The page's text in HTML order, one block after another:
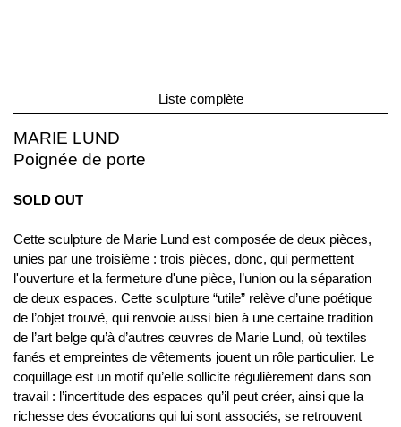
Liste complète
MARIE LUND
Poignée de porte
SOLD OUT
Cette sculpture de Marie Lund est composée de deux pièces,
unies par une troisième : trois pièces, donc, qui permettent
l'ouverture et la fermeture d'une pièce, l’union ou la séparation
de deux espaces. Cette sculpture “utile” relève d’une poétique
de l’objet trouvé, qui renvoie aussi bien à une certaine tradition
de l’art belge qu’à d’autres œuvres de Marie Lund, où textiles
fanés et empreintes de vêtements jouent un rôle particulier. Le
coquillage est un motif qu’elle sollicite régulièrement dans son
travail : l’incertitude des espaces qu’il peut créer, ainsi que la
richesse des évocations qui lui sont associés, se retrouvent